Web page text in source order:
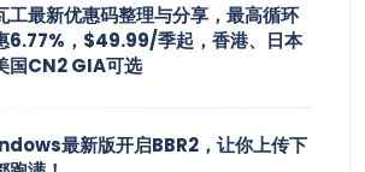
工最新优惠码整理与分享，最高循环
6.77%，$49.99/季起，香港、日本
国CN2 GIA可选
最新版开启BBR2，让你上传下